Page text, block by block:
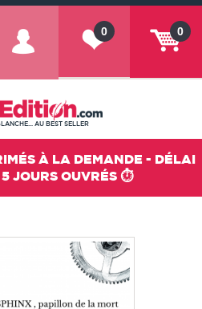
0
0
AU BEST SELLER
À LA DEMANDE - DÉLAI
JOURS OUVRÉS ⏱️